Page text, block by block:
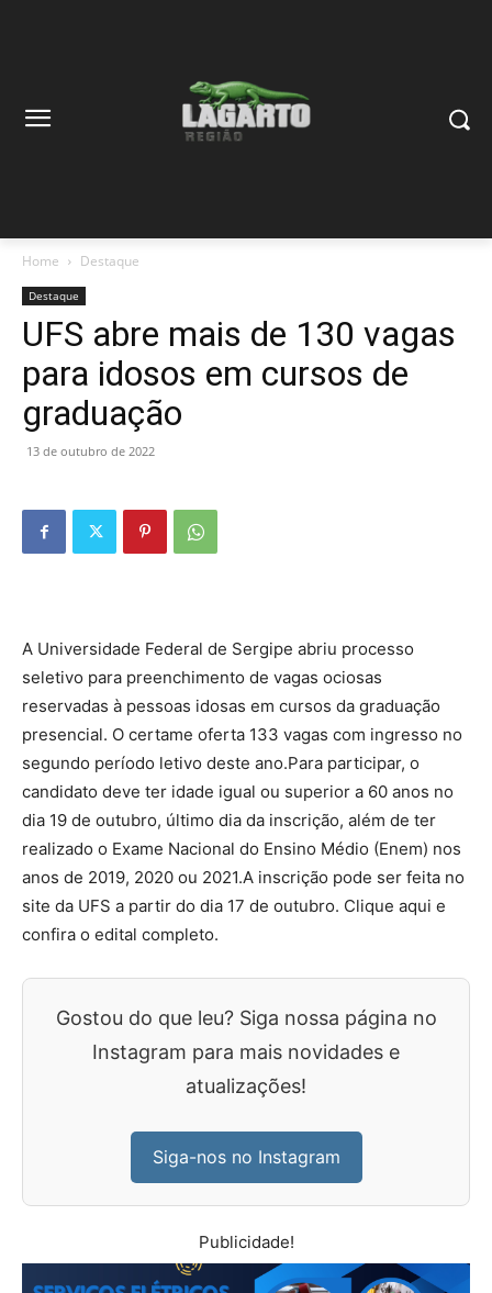
Home Destaque
Destaque
UFS abre mais de 130 vagas
para idosos em cursos de
graduação
13 de outubro de 2022
A Universidade Federal de Sergipe abriu processo
seletivo para preenchimento de vagas ociosas
reservadas à pessoas idosas em cursos da graduação
presencial. O certame oferta 133 vagas com ingresso no
segundo período letivo deste ano.Para participar, o
candidato deve ter idade igual ou superior a 60 anos no
dia 19 de outubro, último dia da inscrição, além de ter
realizado o Exame Nacional do Ensino Médio (Enem) nos
anos de 2019, 2020 ou 2021.A inscrição pode ser feita no
site da UFS a partir do dia 17 de outubro. Clique aqui e
confira o edital completo.
Gostou do que leu? Siga nossa página no
Instagram para mais novidades e
atualizações!
Siga-nos no Instagram
Publicidade!